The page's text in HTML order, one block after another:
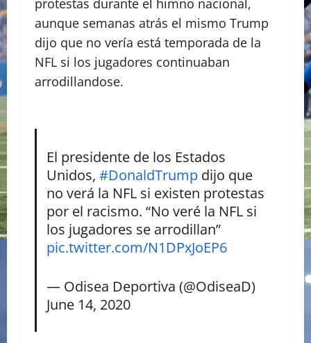
aunque semanas atrás el mismo Trump
dijo que no vería está temporada de la
NFL si los jugadores continuaban
arrodillandose.
El presidente de los Estados
Unidos, #DonaldTrumpdijo que
no verá la NFL si existen protestas
por el racismo. “No veré la NFL si
los jugadores se arrodillan”
pic.twitter.com/N1DPxJoEP6
— Odisea Deportiva (@OdiseaD)
June 14, 2020